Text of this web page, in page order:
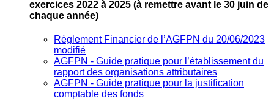
exercices 2022 à 2025 (à remettre avant le 30 juin de
chaque année)
Règlement Financier de l’AGFPN du 20/06/2023
modifié
AGFPN ‐ Guide pratique pour l’établissement du
rapport des organisations attributaires
AGFPN ‐ Guide pratique pour la justification
comptable des fonds